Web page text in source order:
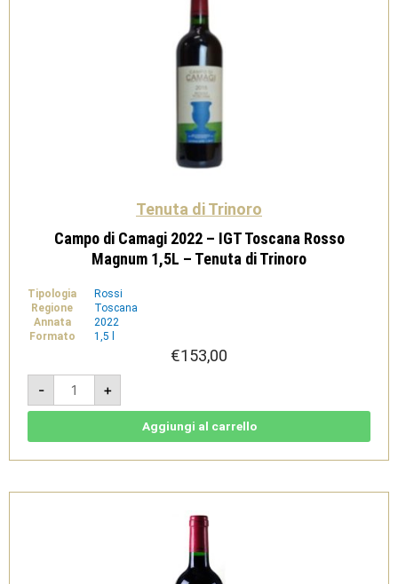
Tenuta di Trinoro
Campo di Camagi 2022 – IGT Toscana Rosso
Magnum 1,5L – Tenuta di Trinoro
Tipologia
Rossi
Regione
Toscana
Annata
2022
Formato
1,5 l
€153,00
-
Campo
Camagi
2022
Rosso
-
+
Aggiungi al carrello